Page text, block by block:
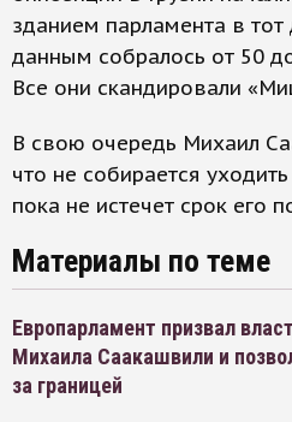
зданием парламента в
данным собралось от 50
Все они скандировали
В свою очередь Михаил
что не собирается
пока не истечет срок его
Материалы по теме
Европарламент призвал
Михаила Саакашвили и
за границей